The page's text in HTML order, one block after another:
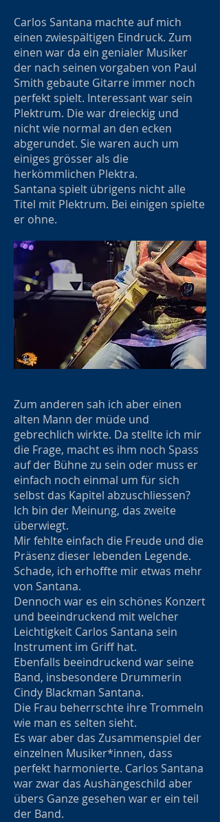
Carlos Santana machte auf mich
einen zwiespältigen Eindruck. Zum
einen war da ein genialer Musiker
der nach seinen vorgaben von Paul
Smith gebaute Gitarre immer noch
perfekt spielt. Interessant war sein
Plektrum. Die war dreieckig und
nicht wie normal an den ecken
abgerundet. Sie waren auch um
einiges grösser als die
herkömmlichen Plektra.
Santana spielt übrigens nicht alle
Titel mit Plektrum. Bei einigen spielte
er ohne.
Zum anderen sah ich aber einen
alten Mann der müde und
gebrechlich wirkte. Da stellte ich mir
die Frage, macht es ihm noch Spass
auf der Bühne zu sein oder muss er
einfach noch einmal um für sich
selbst das Kapitel abzuschliessen?
Ich bin der Meinung, das zweite
überwiegt.
Mir fehlte einfach die Freude und die
Präsenz dieser lebenden Legende.
Schade, ich erhoffte mir etwas mehr
von Santana.
Dennoch war es ein schönes Konzert
und beeindruckend mit welcher
Leichtigkeit Carlos Santana sein
Instrument im Griff hat.
Ebenfalls beeindruckend war seine
Band, insbesondere Drummerin
Cindy Blackman Santana.
Die Frau beherrschte ihre Trommeln
wie man es selten sieht.
Es war aber das Zusammenspiel der
einzelnen Musiker*innen, dass
perfekt harmonierte. Carlos Santana
war zwar das Aushängeschild aber
übers Ganze gesehen war er ein teil
der Band.